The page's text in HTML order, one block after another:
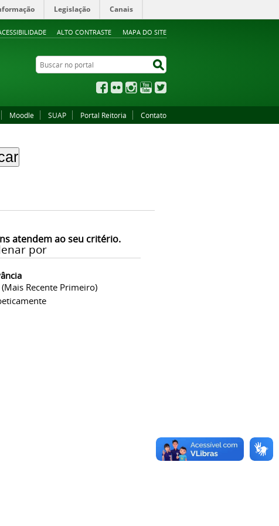
ALTO CONTRASTE MAPA DO SITE
Legislação Canais
Buscar no portal
Facebook
Flickr InstagramYouTube
Moodle SUAP Portal Reitoria Contato
atendem ao seu critério.
por
Recente Primeiro)